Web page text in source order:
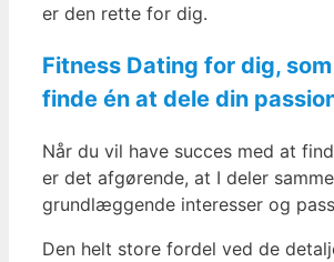
er den rette for dig.
Fitness Dating for dig,
finde én at dele din
Når du vil have succes med at
er det afgørende, at I deler samme
grundlæggende interesser og
Den helt store fordel ved de